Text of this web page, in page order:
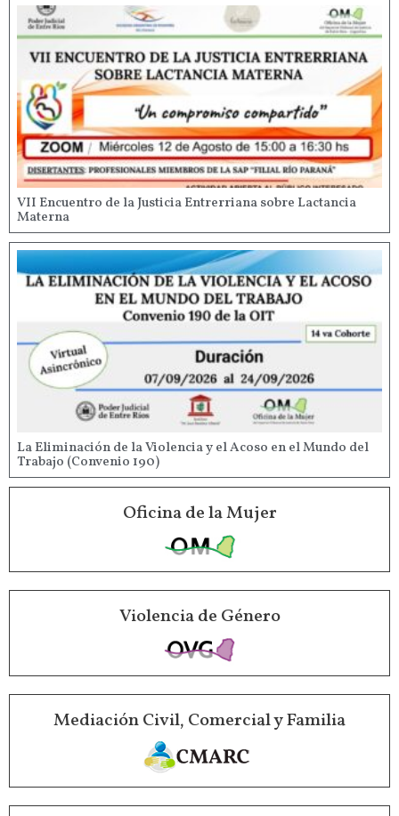
VII Encuentro de la Justicia Entrerriana sobre Lactancia
Materna
La Eliminación de la Violencia y el Acoso en el Mundo del
Trabajo (Convenio 190)
Oficina de la Mujer
Violencia de Género
Mediación Civil, Comercial y Familia